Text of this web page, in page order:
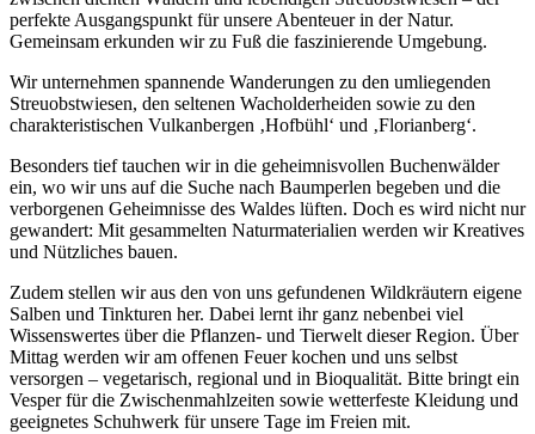
perfekte Ausgangspunkt für unsere Abenteuer in der Natur.
Gemeinsam erkunden wir zu Fuß die faszinierende Umgebung.
Wir unternehmen spannende Wanderungen zu den umliegenden
Streuobstwiesen, den seltenen Wacholderheiden sowie zu den
charakteristischen Vulkanbergen ‚Hofbühl‘ und ‚Florianberg‘.
Besonders tief tauchen wir in die geheimnisvollen Buchenwälder
ein, wo wir uns auf die Suche nach Baumperlen begeben und die
verborgenen Geheimnisse des Waldes lüften. Doch es wird nicht nur
gewandert: Mit gesammelten Naturmaterialien werden wir Kreatives
und Nützliches bauen.
Zudem stellen wir aus den von uns gefundenen Wildkräutern eigene
Salben und Tinkturen her. Dabei lernt ihr ganz nebenbei viel
Wissenswertes über die Pflanzen- und Tierwelt dieser Region. Über
Mittag werden wir am offenen Feuer kochen und uns selbst
versorgen – vegetarisch, regional und in Bioqualität. Bitte bringt ein
Vesper für die Zwischenmahlzeiten sowie wetterfeste Kleidung und
geeignetes Schuhwerk für unsere Tage im Freien mit.